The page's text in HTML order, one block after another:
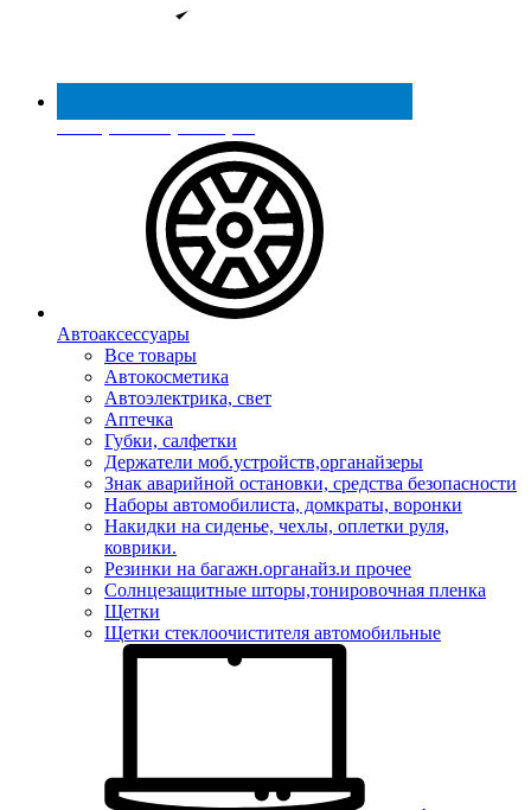
Реестр МинПромТорга
Автоаксессуары
Все товары
Автокосметика
Автоэлектрика, свет
Аптечка
Губки, салфетки
Держатели моб.устройств,органайзеры
Знак аварийной остановки, средства безопасности
Наборы автомобилиста, домкраты, воронки
Накидки на сиденье, чехлы, оплетки руля,
коврики.
Резинки на багажн.органайз.и прочее
Солнцезащитные шторы,тонировочная пленка
Щетки
Щетки стеклоочистителя автомобильные